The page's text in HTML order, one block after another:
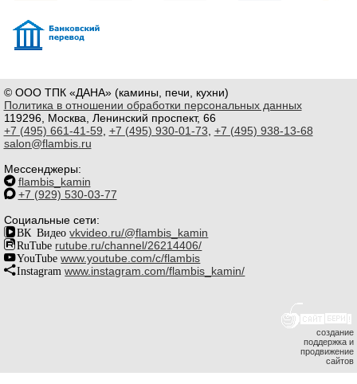
© ООО ТПК «ДАНА» (камины, печи, кухни)
Политика в отношении обработки персональных данных
119296, Москва, Ленинский проспект, 66
+7 (495) 661-41-59 +7 (495) 930-01-73 +7 (495) 938-13-68
salon@flambis.ru
Мессенджеры:
flambis_kamin
+7 (929) 530-03-77
Социальные сети:
ВК Видео vkvideo.ru/@flambis_kamin
RuTube rutube.ru/channel/26214406/
YouTube www.youtube.com/c/flambis
Instagram www.instagram.com/flambis_kamin/
создание
поддержка и
продвижение
сайтов